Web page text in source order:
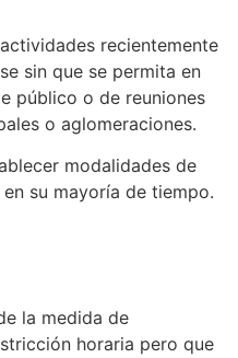
recientemente
sin que se permita en
público o de reuniones
o aglomeraciones.
modalidades de
su mayoría de tiempo.
la medida de
horaria pero que